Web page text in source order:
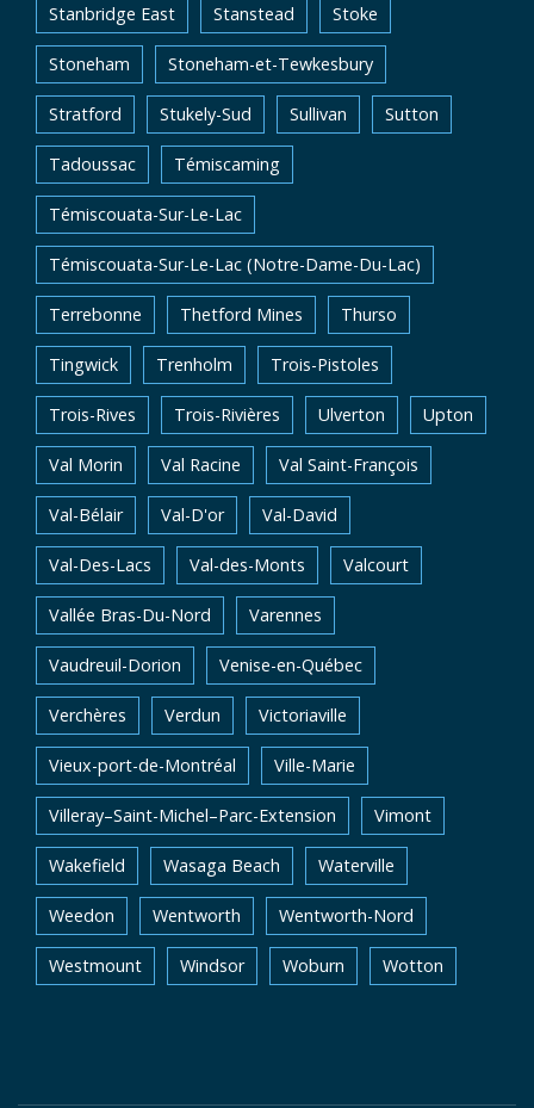
Stanbridge East Stanstead Stoke
Stoneham Stoneham-et-Tewkesbury
Stratford Stukely-Sud Sullivan Sutton
Tadoussac Témiscaming
Témiscouata-Sur-Le-Lac
Témiscouata-Sur-Le-Lac (Notre-Dame-Du-Lac)
Terrebonne Thetford Mines Thurso
Tingwick Trenholm Trois-Pistoles
Trois-Rives Trois-Rivières Ulverton Upton
Val Morin Val Racine Val Saint-François
Val-Bélair Val-D'or Val-David
Val-Des-Lacs Val-des-Monts Valcourt
Vallée Bras-Du-Nord Varennes
Vaudreuil-Dorion Venise-en-Québec
Verchères Verdun Victoriaville
Vieux-port-de-Montréal Ville-Marie
Villeray–Saint-Michel–Parc-Extension Vimont
Wakefield Wasaga Beach Waterville
Weedon Wentworth Wentworth-Nord
Westmount Windsor Woburn Wotton